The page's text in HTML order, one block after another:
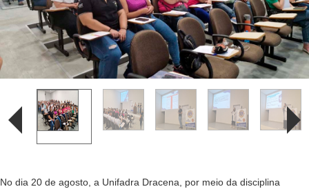
No dia 20 de agosto, a Unifadra Dracena, por meio da disciplina